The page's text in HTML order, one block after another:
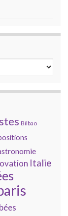
Bilbao
Italie